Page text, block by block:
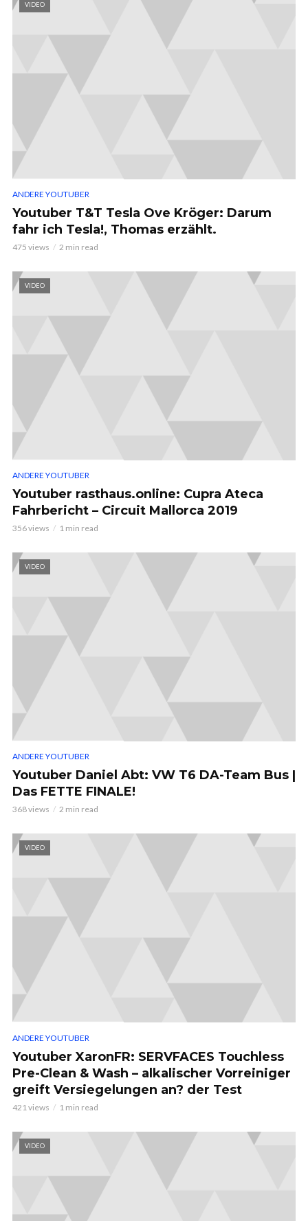
VIDEO
ANDERE YOUTUBER
Youtuber T&T Tesla Ove Kröger: Darum
fahr ich Tesla!, Thomas erzählt.
475 views 2 min read
VIDEO
ANDERE YOUTUBER
Youtuber rasthaus.online: Cupra Ateca
Fahrbericht – Circuit Mallorca 2019
356 views 1 min read
VIDEO
ANDERE YOUTUBER
Youtuber Daniel Abt: VW T6 DA-Team Bus |
Das FETTE FINALE!
368 views 2 min read
VIDEO
ANDERE YOUTUBER
Youtuber XaronFR: SERVFACES Touchless
Pre-Clean & Wash – alkalischer Vorreiniger
greift Versiegelungen an? der Test
421 views 1 min read
VIDEO